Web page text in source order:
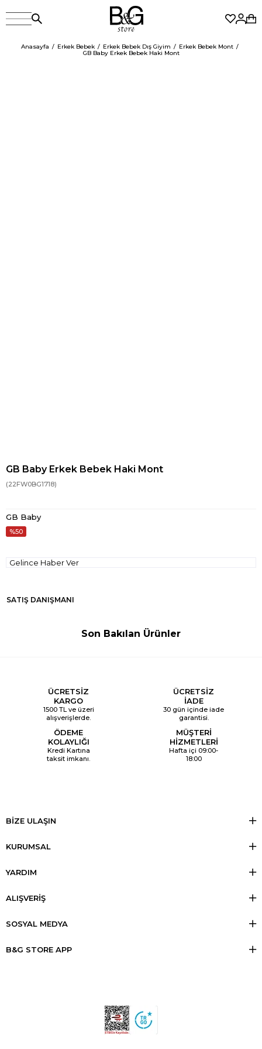
Anasayfa Erkek Bebek Erkek Bebek Dış Giyim
Erkek Bebek Mont
GB Baby Erkek Bebek Haki Mont
GB Baby Erkek Bebek Haki Mont
(22FW0BG1718)
GB Baby
50
Gelince Haber Ver
SATIŞ DANIŞMANI
Son Bakılan Ürünler
ÜCRETSİZ
KARGO
1500 TL ve üzeri
alışverişlerde.
ÜCRETSİZ
İADE
30 gün içinde iade
garantisi.
ÖDEME
KOLAYLIĞI
Kredi Kartına
taksit imkanı.
MÜŞTERİ
HİZMETLERİ
Hafta içi 09:00-
18:00
BİZE ULAŞIN
KURUMSAL
YARDIM
ALIŞVERİŞ
SOSYAL MEDYA
B&G STORE APP